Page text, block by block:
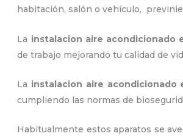
habitación, salón o vehículo,
La instalacion aire acondicionado
de trabajo mejorando tu calidad de
La instalacion aire acondicionado
cumpliendo las normas de
Habitualmente estos aparatos se